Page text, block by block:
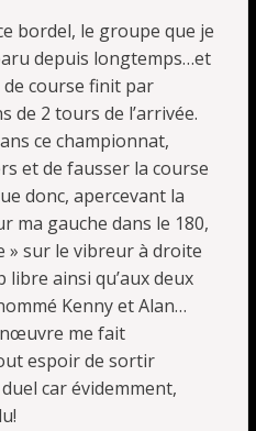
bordel, le groupe que je
depuis longtemps…et
course finit par
de 2 tours de l’arrivée.
ce championnat,
et de fausser la course
donc, apercevant la
ma gauche dans le 180,
» sur le vibreur à droite
ainsi qu’aux deux
Kenny et Alan…
me fait
espoir de sortir
car évidemment,